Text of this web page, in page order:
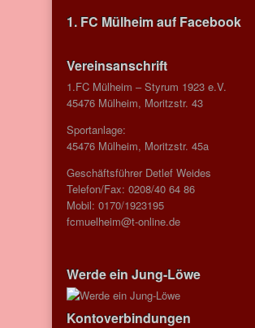
1. FC Mülheim auf Facebook
Vereinsanschrift
1.FC Mülheim – Styrum 1923 e.V.
45476 Mülheim, Moritzstr. 43
Sportanlage:
45476 Mülheim, Moritzstr. 45a
Geschäftsführer Detlef Weides
Telefon/Fax: 0208/40 64 86
Mobil: 0170/1923195
fcmuelheim@t-online.de
Werde ein Jung-Löwe
Kontoverbindungen